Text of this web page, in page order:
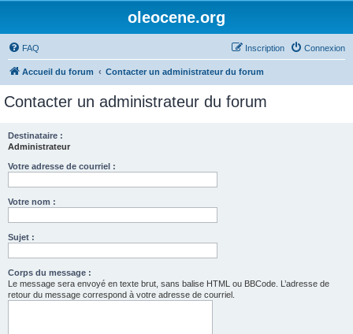
oleocene.org
FAQ Connexion
Inscription
Accueil du forum Contacter un administrateur du forum
Contacter un administrateur du forum
Destinataire :
Administrateur
Votre adresse de courriel :
Votre nom :
Sujet :
Corps du message :
Le message sera envoyé en texte brut, sans balise HTML ou BBCode. L’adresse de
retour du message correspond à votre adresse de courriel.